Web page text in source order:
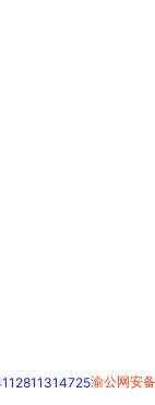
渝公网安